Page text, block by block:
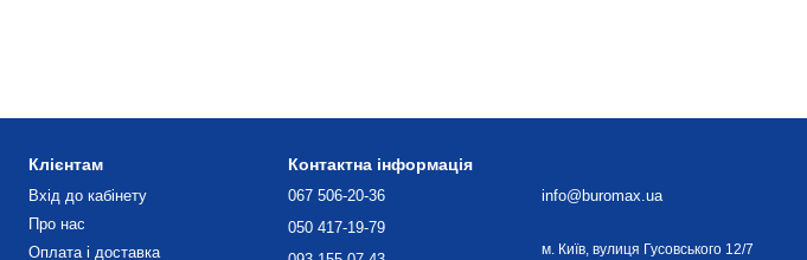
Клієнтам
Вхід до кабінету
Про нас
Оплата і доставка
Контактна інформація
067 506-20-36
050 417-19-79
info@buromax.ua
м. Київ, вулиця Гусовського 12/7